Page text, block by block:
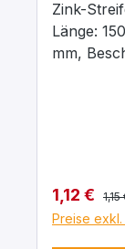
Zink-
Länge:
mm,
1,12 € 1,15
Preise